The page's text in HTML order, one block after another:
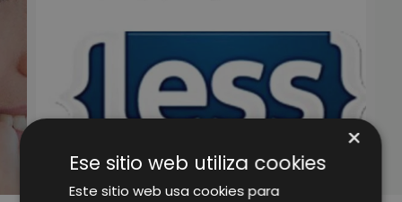
×
Ese sitio web utiliza cookies
Este sitio web usa cookies para